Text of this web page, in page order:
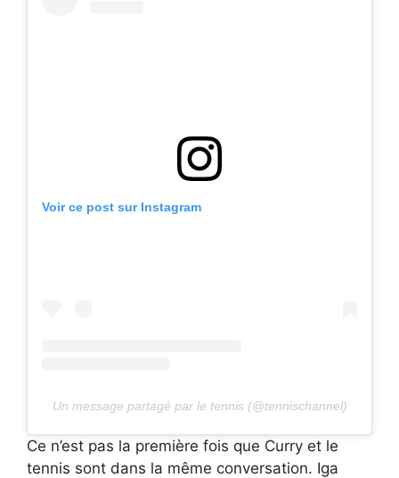
Voir ce post sur Instagram
Un message partagé par le tennis (@tennischannel)
Ce n’est pas la première fois que Curry et le
tennis sont dans la même conversation. Iga